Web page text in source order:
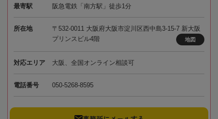
最寄駅 阪急電鉄「南方駅」徒歩1分
所在地
〒532-0011 大阪府大阪市淀川区西中島3-15-7 新大阪
プリンスビル4階
地図
対応エリア 大阪、全国オンライン相談可
電話番号 050-5268-8595